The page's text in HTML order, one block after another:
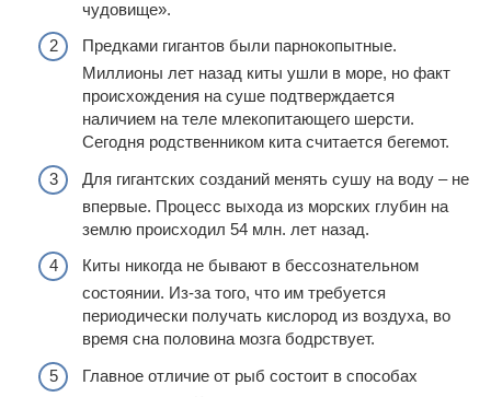
чудовище».
Предками гигантов были парнокопытные.
Миллионы лет назад киты ушли в море, но факт
происхождения на суше подтверждается
наличием на теле млекопитающего шерсти.
Сегодня родственником кита считается бегемот.
Для гигантских созданий менять сушу на воду – не
впервые. Процесс выхода из морских глубин на
землю происходил 54 млн. лет назад.
Киты никогда не бывают в бессознательном
состоянии. Из-за того, что им требуется
периодически получать кислород из воздуха, во
время сна половина мозга бодрствует.
Главное отличие от рыб состоит в способах